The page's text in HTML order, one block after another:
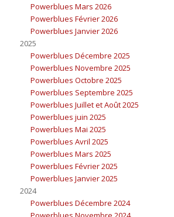
Powerblues Mars 2026
Powerblues Février 2026
Powerblues Janvier 2026
2025
Powerblues Décembre 2025
Powerblues Novembre 2025
Powerblues Octobre 2025
Powerblues Septembre 2025
Powerblues Juillet et Août 2025
Powerblues juin 2025
Powerblues Mai 2025
Powerblues Avril 2025
Powerblues Mars 2025
Powerblues Février 2025
Powerblues Janvier 2025
2024
Powerblues Décembre 2024